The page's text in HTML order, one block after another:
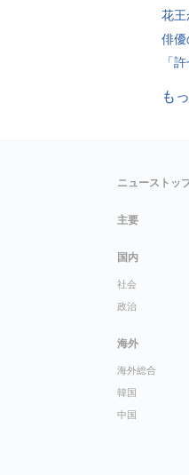
花王
俳優
「
も
ニューストッ
主要
国内
社会
政治
海外
海外総合
韓国
中国